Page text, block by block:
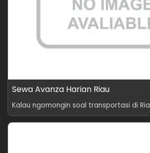
Sewa Avanza Harian Riau
Kalau ngomongin soal transportasi di Ria